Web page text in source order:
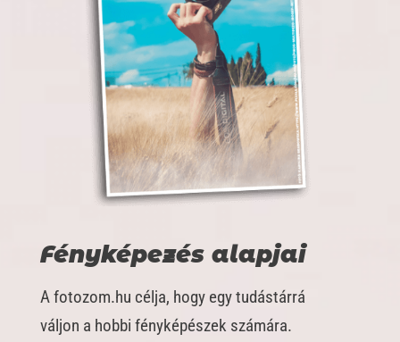
Fényképezés alapjai
A fotozom.hu célja, hogy egy tudástárrá
váljon a hobbi fényképészek számára.